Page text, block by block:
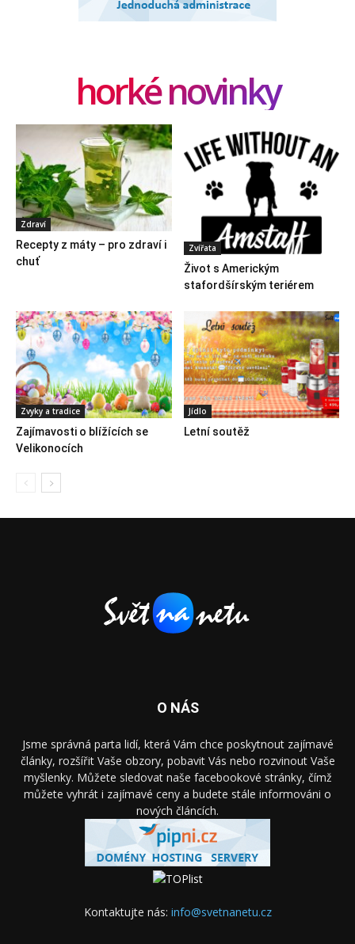
horké novinky
Zdraví
Recepty z máty – pro zdraví i
chuť
Zvířata
Život s Americkým
stafordšírským teriérem
Zvyky a tradice
Zajímavosti o blížících se
Velikonocích
Jídlo
Letní soutěž
O NÁS
Jsme správná parta lidí, která Vám chce poskytnout zajímavé
články, rozšířit Vaše obzory, pobavit Vás nebo rozvinout Vaše
myšlenky. Můžete sledovat naše facebookové stránky, čímž
můžete vyhrát i zajímavé ceny a budete stále informováni o
nových článcích.
Kontaktujte nás: info@svetnanetu.cz